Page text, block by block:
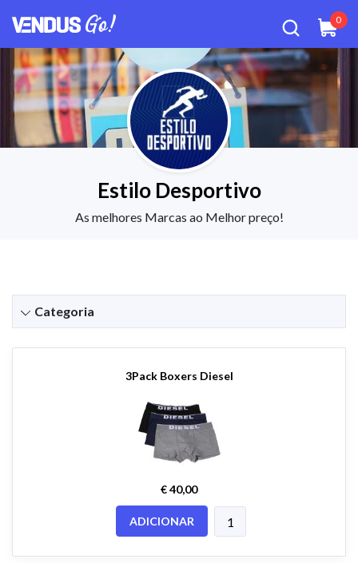
0
Estilo Desportivo
As melhores Marcas ao Melhor preço!
Categoria
3Pack Boxers Diesel
€ 40,00
ADICIONAR